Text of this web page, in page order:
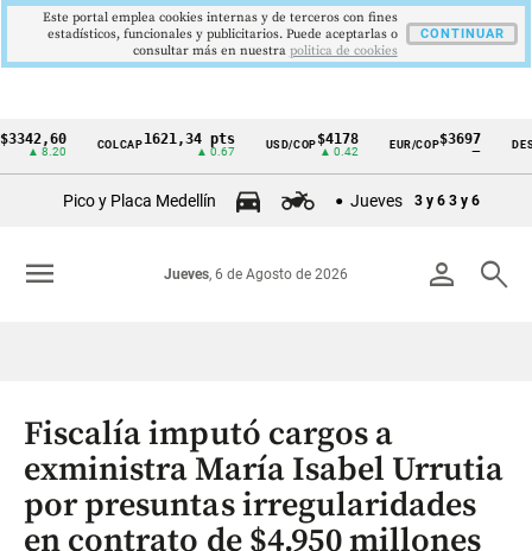
Cintillo
Colombia
COLCAP1621,34 pts USD/COP$4178
▲ 0.42
EUR/COP$3697
—
Pico y Placa Medellín Jueves 3 y 6 3 y 6
person search
Jueves, 6 de Agosto de 2026
menu
Fiscalía imputó cargos a
exministra María Isabel Urrutia
por presuntas irregularidades
en contrato de $4.950 millones
Este portal emplea cookies internas y de terceros con fines
estadísticos, funcionales y publicitarios. Puede aceptarlas o
consultar más en nuestra politica de cookies
CONTINUAR